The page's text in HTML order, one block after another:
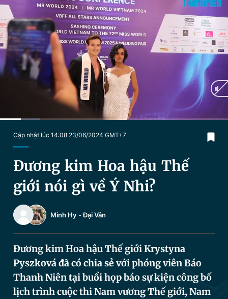
Chuyên mục
Chuyên mục khác
Chào ngày mới Tin 24h
Video Magazine
Sản phẩm khác
Tiện ích
Thông tin tòa soạn Liên hệ quảng cáo
Thông tin tài khoản
Đổi mật khẩu
Tin đã lưu
Tin đã xem
Cập nhật lúc 14:08 23/06/2024 GMT+7
Đương kim Hoa hậu Thế
giới nói gì về Ý Nhi?
Minh Hy -Đại Vân
Đương kim Hoa hậu Thế giới Krystyna
Pyszková đã có chia sẻ với phóng viên Báo
Thanh Niên tại buổi họp báo sự kiện công bố
lịch trình cuộc thi Nam vương Thế giới, Nam